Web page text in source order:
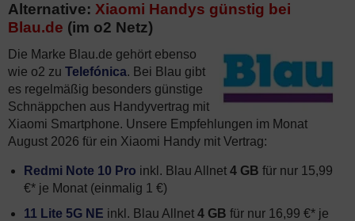
Alternative: Xiaomi Handys günstig bei
Blau.de (im o2 Netz)
Die Marke Blau.de gehört ebenso
wie o2 zu Telefónica. Bei Blau gibt
es regelmäßig besonders günstige
Schnäppchen aus Handyvertrag mit
Xiaomi Smartphone. Unsere Empfehlungen im Monat
August 2026 für ein Xiaomi Handy mit Vertrag:
Redmi Note 10 Pro inkl. Blau Allnet 4 GB für nur 15,99
€* je Monat (einmalig 1 €)
11 Lite 5G NE inkl. Blau Allnet 4 GB für nur 16,99 €* je